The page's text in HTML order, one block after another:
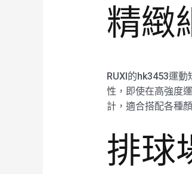
精緻
RUXI的hk3453運
性，即使在高強度
計，適合搭配各種
排球